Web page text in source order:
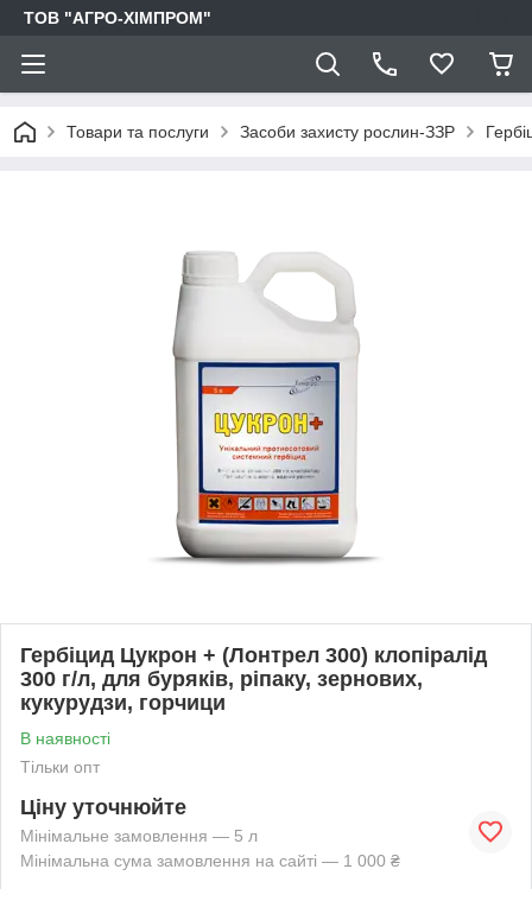
ТОВ "АГРО-ХІМПРОМ"
Товари та послуги Засоби захисту рослин-ЗЗР
Гербіцид Цукрон + (Лонтрел 300) клопіралід
300 г/л, для буряків, ріпаку, зернових,
кукурудзи, горчици
В наявності
Тільки опт
Ціну уточнюйте
Мінімальне замовлення — 5 л
Мінімальна сума замовлення на сайті — 1 000 ₴